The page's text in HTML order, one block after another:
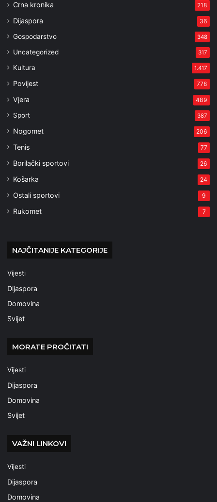
Crna kronika 218
Dijaspora 36
Gospodarstvo 348
Uncategorized 317
Kultura 1.417
Povijest 778
Vjera 489
Sport 387
Nogomet 206
Tenis 77
Borilački sportovi 26
Košarka 24
Ostali sportovi 9
Rukomet 7
NAJČITANIJE KATEGORIJE
Vijesti
Dijaspora
Domovina
Svijet
MORATE PROČITATI
Vijesti
Dijaspora
Domovina
Svijet
VAŽNI LINKOVI
Vijesti
Dijaspora
Domovina